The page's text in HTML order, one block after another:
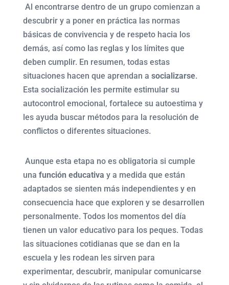
Al encontrarse dentro de un grupo comienzan a
descubrir y a poner en práctica las normas
básicas de convivencia y de respeto hacia los
demás, así como las reglas y los límites que
deben cumplir. En resumen, todas estas
situaciones hacen que aprendan a socializarse.
Esta socialización les permite estimular su
autocontrol emocional, fortalece su autoestima y
les ayuda buscar métodos para la resolución de
conflictos o diferentes situaciones.
Aunque esta etapa no es obligatoria si cumple
una función educativa y a medida que están
adaptados se sienten más independientes y en
consecuencia hace que exploren y se desarrollen
personalmente. Todos los momentos del día
tienen un valor educativo para los peques. Todas
las situaciones cotidianas que se dan en la
escuela y les rodean les sirven para
experimentar, descubrir, manipular comunicarse